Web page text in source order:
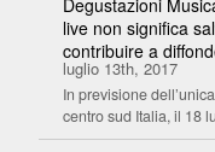
live non significa
contribuire a
luglio 13th, 2017
In previsione
centro sud Italia, il 18